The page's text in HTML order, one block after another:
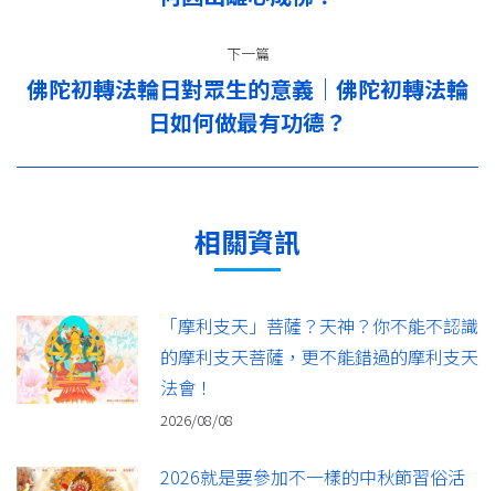
一
下一篇
下
一
篇：
佛陀初轉法輪日對眾生的意義｜佛陀初轉法輪
日如何做最有功德？
相關資訊
「摩利支天」菩薩？天神？你不能不認識
的摩利支天菩薩，更不能錯過的摩利支天
法會！
2026/08/08
2026就是要參加不一樣的中秋節習俗活